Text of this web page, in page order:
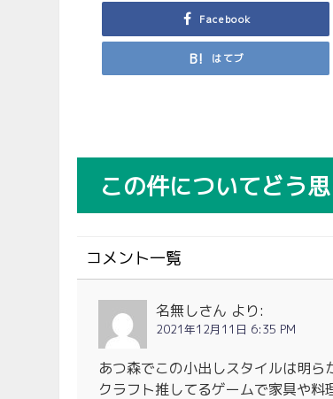
Facebook
はてブ
この件についてどう
コメント一覧
名無しさん より:
2021年12月11日 6:35 PM
あつ森でこの小出しスタイルは明ら
クラフト推してるゲームで家具や